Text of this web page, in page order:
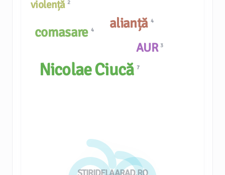
comasare 4 alianță 4
violență 2
Nicolae Ciucă7
AUR 3